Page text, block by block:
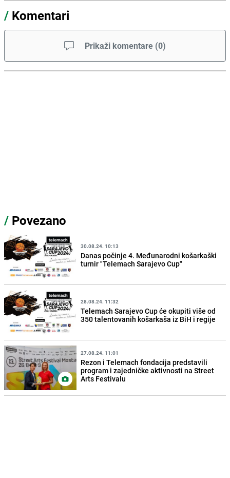
/ Komentari
Prikaži komentare (0)
/ Povezano
30.08.24. 10:13
Danas počinje 4. Međunarodni košarkaški
turnir "Telemach Sarajevo Cup"
28.08.24. 11:32
Telemach Sarajevo Cup će okupiti više od
350 talentovanih košarkaša iz BiH i regije
27.08.24. 11:01
Rezon i Telemach fondacija predstavili
program i zajedničke aktivnosti na Street
Arts Festivalu